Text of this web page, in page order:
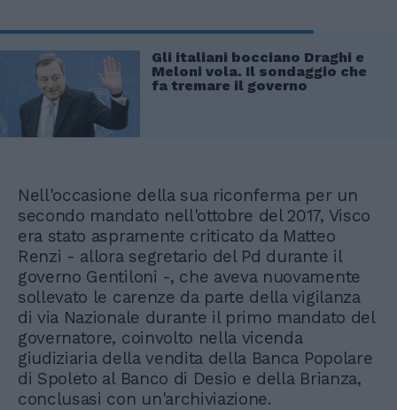
Gli italiani bocciano Draghi e
Meloni vola. Il sondaggio che
fa tremare il governo
Nell'occasione della sua riconferma per un
secondo mandato nell'ottobre del 2017, Visco
era stato aspramente criticato da Matteo
Renzi - allora segretario del Pd durante il
governo Gentiloni -, che aveva nuovamente
sollevato le carenze da parte della vigilanza
di via Nazionale durante il primo mandato del
governatore, coinvolto nella vicenda
giudiziaria della vendita della Banca Popolare
di Spoleto al Banco di Desio e della Brianza,
conclusasi con un'archiviazione.